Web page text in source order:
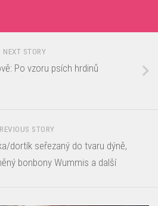
NEXT STORY
Po vzoru psích hrdinů
STORY
dortík seřezaný do tvaru dýně,
bonbony Wummis a další